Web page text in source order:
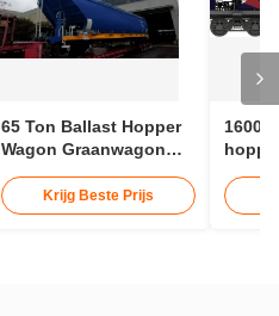
65 Ton Ballast Hopper
Wagon Graanwagon
Krijg Beste Prijs
1600